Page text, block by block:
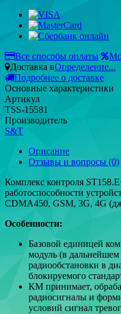
Все способы оплаты
Доставка вОпределение...
Подробнее о доставке
Основные характеристики
Артикул
TSS-15581
Производитель
S&T
Описание
Отзывы и вопросы (0)
Комплекс контроля
работоспособности
CDMA450, GSM, 3G, 4G
Особенности:
Базовой единицей
модуль (в
радиообстановки в
блокируемого
КМ принимает,
радиосигналы и
условий сигнал